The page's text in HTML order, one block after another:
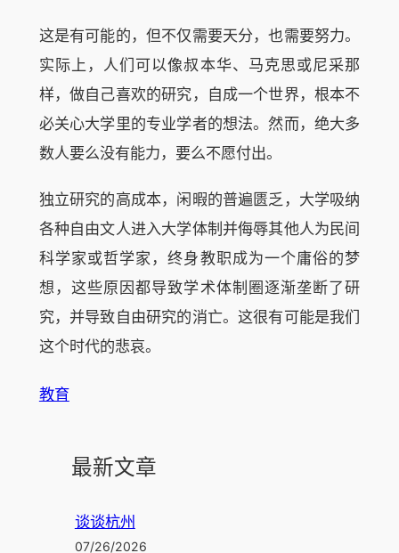
这是有可能的，但不仅需要天分，也需要努力。
实际上，人们可以像叔本华、马克思或尼采那
样，做自己喜欢的研究，自成一个世界，根本不
必关心大学里的专业学者的想法。然而，绝大多
数人要么没有能力，要么不愿付出。
独立研究的高成本，闲暇的普遍匮乏，大学吸纳
各种自由文人进入大学体制并侮辱其他人为民间
科学家或哲学家，终身教职成为一个庸俗的梦
想，这些原因都导致学术体制圈逐渐垄断了研
究，并导致自由研究的消亡。这很有可能是我们
这个时代的悲哀。
教育
最新文章
谈谈杭州
07/26/2026